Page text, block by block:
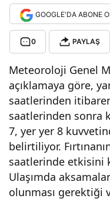
GOOGLE'DA ABONE
0 PAYLAŞ
Meteoroloji Genel
açıklamaya göre,
saatlerinden
saatlerinden sonra
7, yer yer 8
belirtiliyor.
saatlerinde etkisini
Ulaşımda
olunması gerektiği
,
mar
a
Den
izi